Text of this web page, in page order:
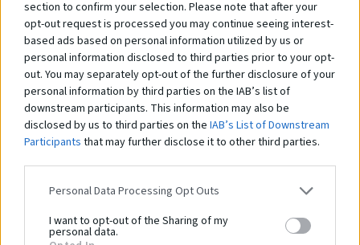
section to confirm your selection. Please note that after your
opt-out request is processed you may continue seeing interest-
based ads based on personal information utilized by us or
personal information disclosed to third parties prior to your opt-
out. You may separately opt-out of the further disclosure of your
personal information by third parties on the IAB’s list of
downstream participants. This information may also be
disclosed by us to third parties on the IAB’s List of Downstream
Participants that may further disclose it to other third parties.
Personal Data Processing Opt Outs
I want to opt-out of the Sharing of my
personal data.
Prekážka na preskoky (nastaviteľná)
Na dopyt
Čo robí tentoprodukt
výnimočným?